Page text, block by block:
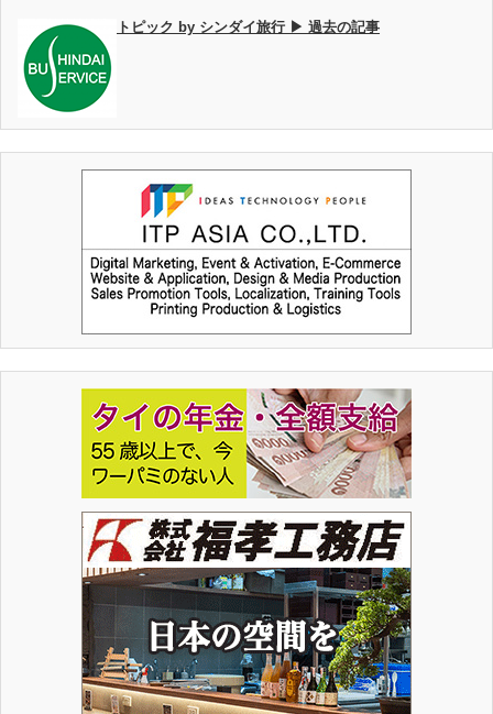
トピック by シンダイ旅行 ▶ 過去の記事